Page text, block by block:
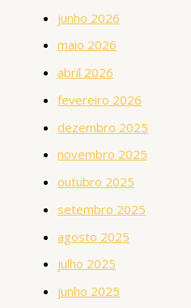
junho 2026
maio 2026
abril 2026
fevereiro 2026
dezembro 2025
novembro 2025
outubro 2025
setembro 2025
agosto 2025
julho 2025
junho 2025